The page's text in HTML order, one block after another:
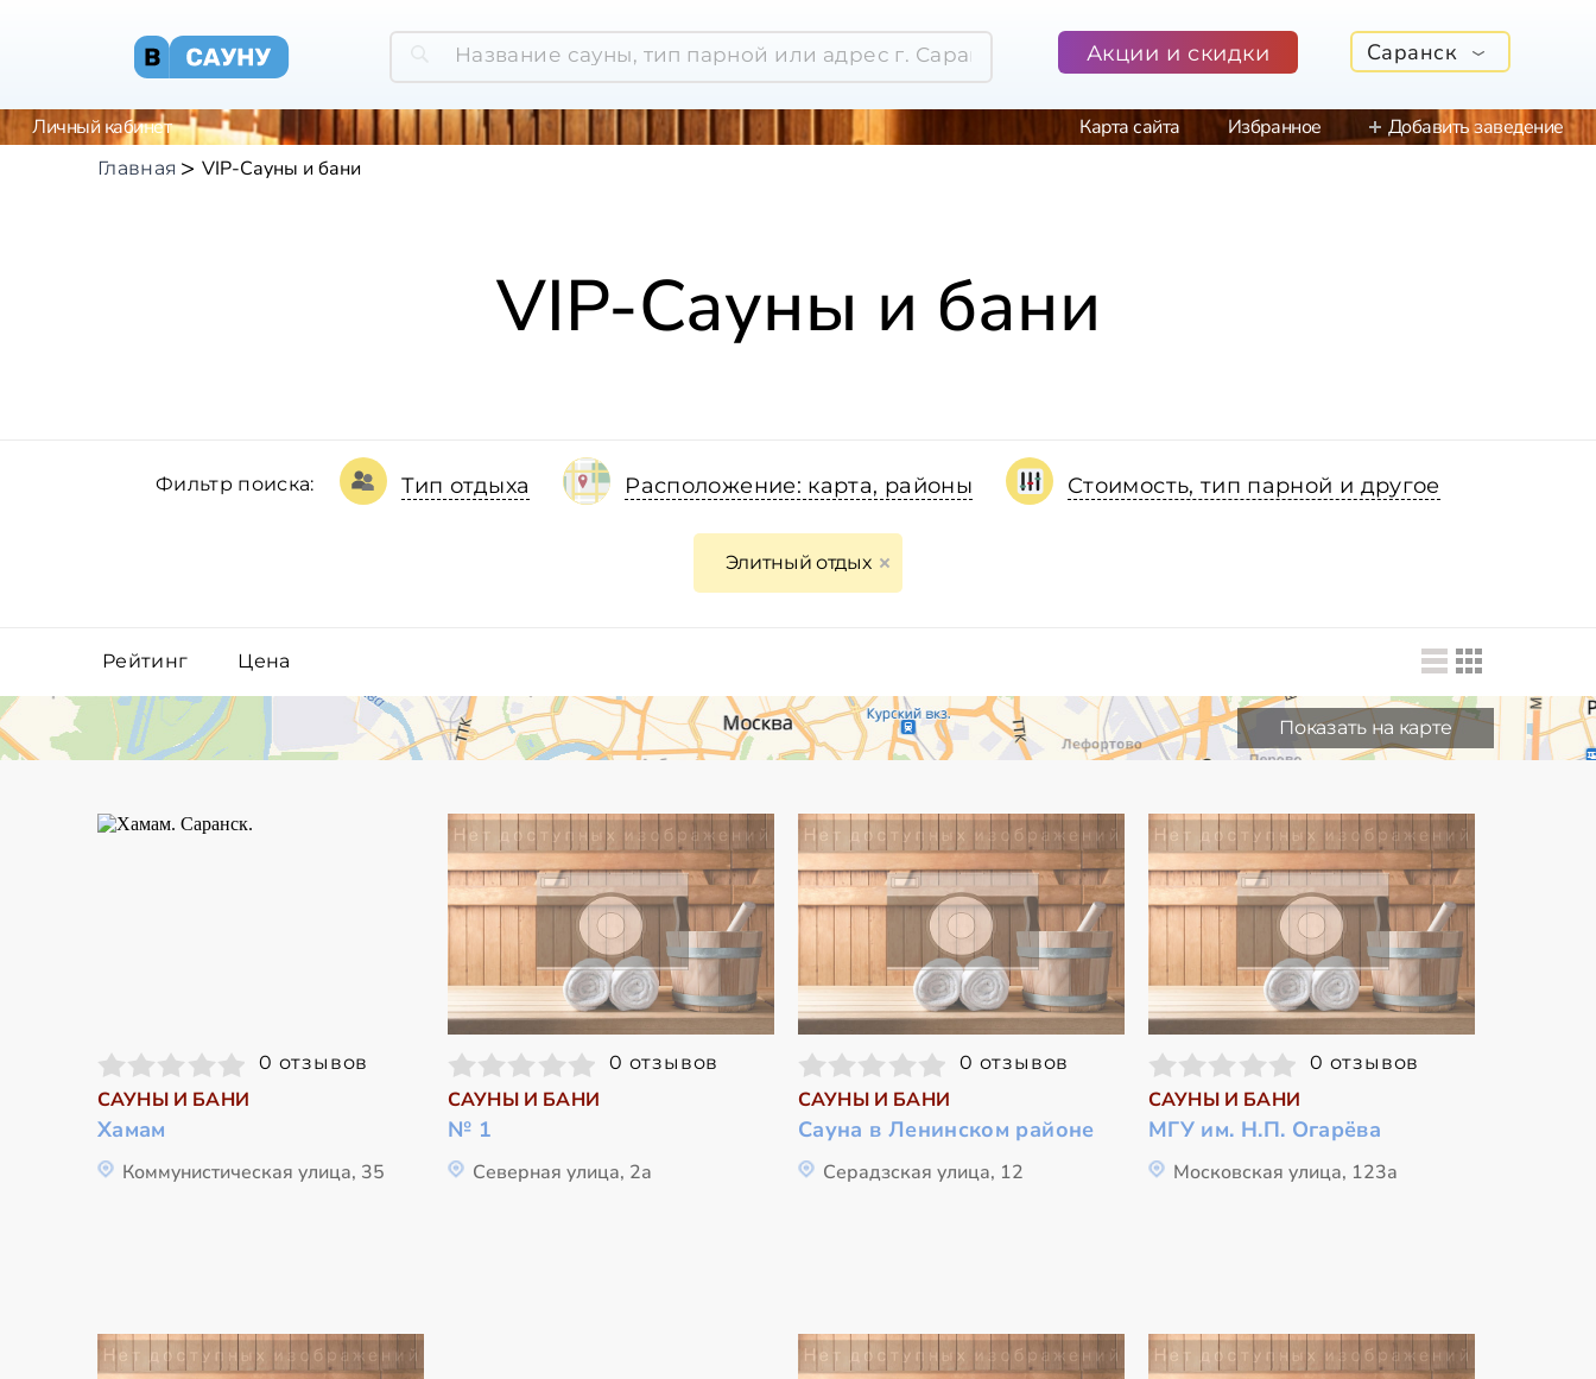
Акции и скидки Саранск
Личный кабинет Карта сайта Избранное Добавить заведение
Главная VIP-Сауны и бани
VIP-Сауны и бани
Фильтр поиска: Тип отдыха Расположение: карта, районы Стоимость, тип парной и другое
Элитный отдых
Рейтинг Цена
Показать на карте
0 отзывов
САУНЫ И БАНИ
Хамам
Коммунистическая улица, 35
0 отзывов
САУНЫ И БАНИ
№ 1
Северная улица, 2а
0 отзывов
САУНЫ И БАНИ
Сауна в Ленинском районе
Серадзская улица, 12
0 отзывов
САУНЫ И БАНИ
МГУ им. Н.П. Огарёва
Московская улица, 123а